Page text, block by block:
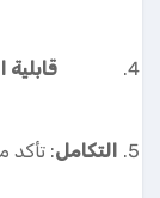
قابلية
التكامل: تأكد